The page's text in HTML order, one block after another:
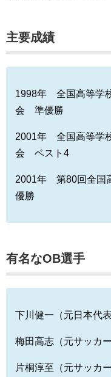
主要成績
1998年 全国高等学
会 準優勝
2001年 全国高等学
会 ベスト4
2001年 第80回全国
優勝
有名なOB選手
下川健一（元日本代表
梅田高志（元サッカ
片桐淳至（元サッカ